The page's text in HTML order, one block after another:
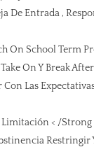
De Entrada ,
On School Term
On Y Break
Las
< /Strong
Restringir